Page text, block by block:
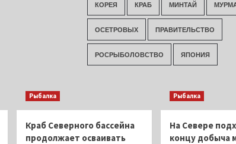
КОРЕЯ КРАБ МИНТАЙ
ОСЕТРОВЫХ ПРАВИТЕЛЬСТВО
РОСРЫБОЛОВСТВО ЯПОНИЯ
Рыбалка
Краб Северного бассейна
продолжает осваивать
Рыбалка
На Севере
концу добыча